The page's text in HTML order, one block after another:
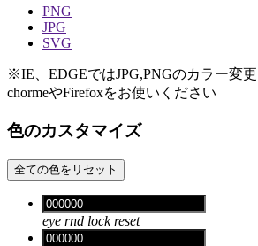
PNG
JPG
SVG
※IE、EDGEではJPG,PNGのカラー変更
chormeやFirefoxをお使いください
色のカスタマイズ
全ての色をリセット
eye rnd lock reset